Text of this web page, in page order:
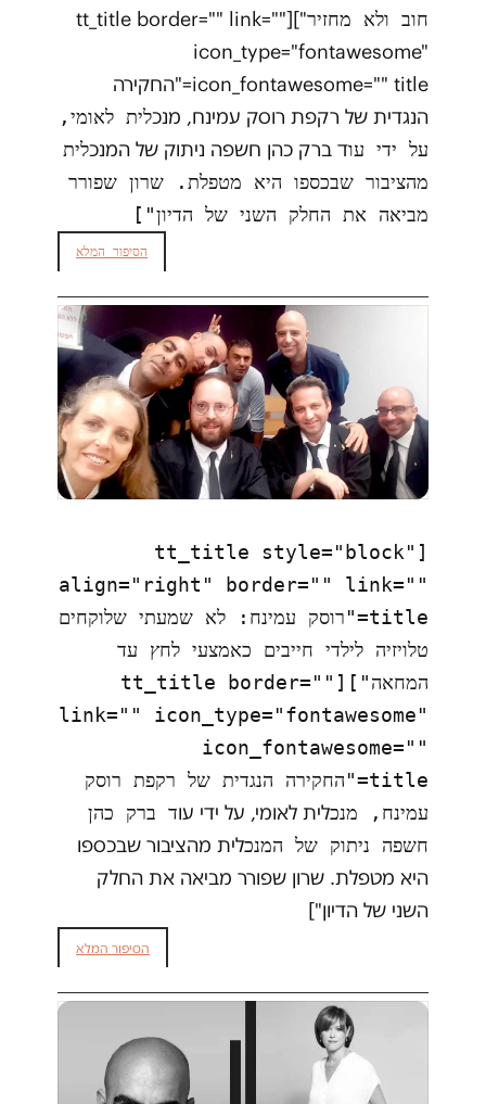
חוב ולא מחזיר
"][tt_title border="" link=""
icon_type="fontawesome"
icon_fontawesome="" title="החקירה
הנגדית של רקפת רוסק עמינח, מנכלית לאומי,
על ידי עוד ברק כהן חשפה ניתוק של המנכלית
מהציבור שבכספו היא מטפלת. שרון שפורר
מביאה את החלק השני של הדיון"]
הסיפור המלא
[tt_title style="block"
align="right" border="" link=""
title="רוסק עמינח: לא שמעתי שלוקחים
טלויזיה לילדי חייבים כאמצעי לחץ עד
המחאה"][tt_title border=""
link="" icon_type="fontawesome"
icon_fontawesome=""
title="החקירה הנגדית של רקפת רוסק
עמינח, מנכלית לאומי, על ידי עוד ברק כהן
חשפה ניתוק של המנכלית מהציבור שבכספו
היא מטפלת. שרון שפורר מביאה את החלק
השני של הדיון"]
הסיפור המלא